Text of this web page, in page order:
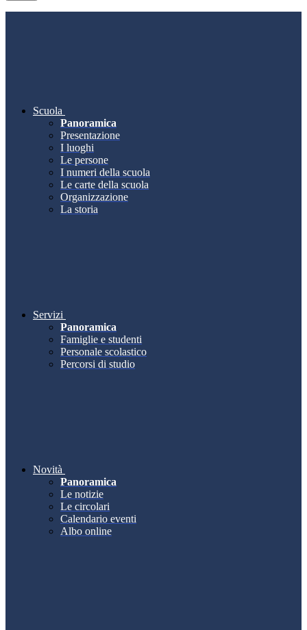
Scuola
Panoramica
Presentazione
I luoghi
Le persone
I numeri della scuola
Le carte della scuola
Organizzazione
La storia
Servizi
Panoramica
Famiglie e studenti
Personale scolastico
Percorsi di studio
Novità
Panoramica
Le notizie
Le circolari
Calendario eventi
Albo online